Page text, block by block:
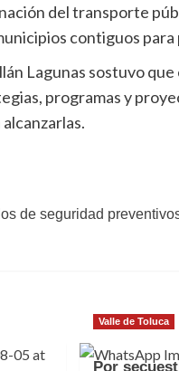
del transporte
contiguos para
Lagunas sostuvo
programas y
de seguridad
Valle de Toluca
Por